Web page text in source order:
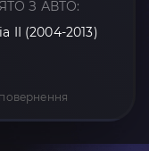
З АВТО:
II (2004-2013)